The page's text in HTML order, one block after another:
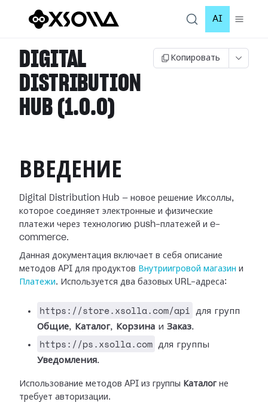
AI
DIGITAL
DISTRIBUTION
HUB (1.0.0)
Копировать
ВВЕДЕНИЕ
Digital Distribution Hub — новое решение Иксоллы,
которое соединяет электронные и физические
платежи через технологию push-платежей и e-
commerce.
Данная документация включает в себя описание
методов API для продуктов Внутриигровой магазин и
Платежи. Используется два базовых URL-адреса:
https://store.xsolla.com/api
для групп
Общие, Каталог, Корзина и Заказ.
https://ps.xsolla.com для группы
Уведомления.
Использование методов API из группы Каталог не
требует авторизации.